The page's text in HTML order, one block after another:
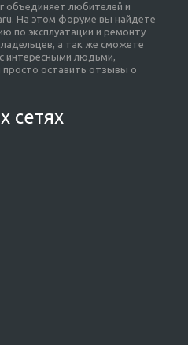
объединяет любителей и
На этом форуме вы найдете
по эксплуатации и ремонту
а так же сможете
интересными людьми,
оставить отзывы о
сетях